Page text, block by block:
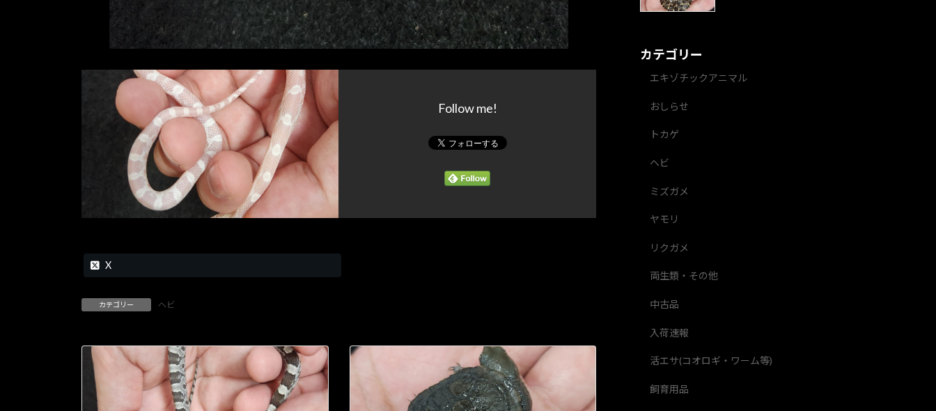
Follow me!
X
カテゴリー ヘビ
カテゴリー
エキゾチックアニマル
おしらせ
トカゲ
ヘビ
ミズガメ
ヤモリ
リクガメ
両生類・その他
中古品
入荷速報
活エサ(コオロギ・ワーム等)
飼育用品